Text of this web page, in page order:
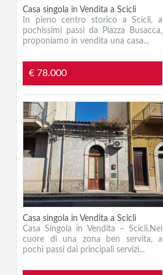
Casa singola in Vendita a Scicli
In pieno centro storico a Scicli, a
pochissimi passi da Piazza Busacca,
proponiamo in vendita una casa...
€ 78.000
Casa singola in Vendita a Scicli
Casa Singola in Vendita – Scicli.Nel
cuore di una zona ben servita, a
pochi passi dai principali servizi...